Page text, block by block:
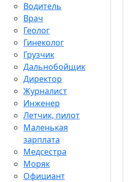
Водитель
Врач
Геолог
Гинеколог
Грузчик
Дальнобойщик
Директор
Журналист
Инженер
Летчик, пилот
Маленькая
зарплата
Медсестра
Моряк
Официант